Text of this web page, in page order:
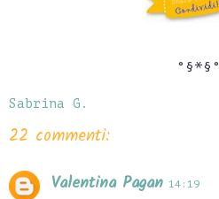
°§*§°
Sabrina G.
22 commenti:
Valentina Pagan 14:19